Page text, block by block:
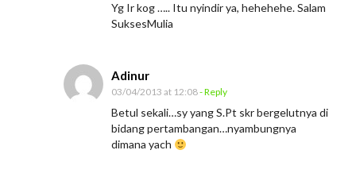
Yg Ir kog ….. Itu nyindir ya, hehehehe. Salam
SuksesMulia
Adinur
03/04/2013 at 12:08- Reply
Betul sekali…sy yang S.Pt skr bergelutnya di
bidang pertambangan…nyambungnya
dimana yach